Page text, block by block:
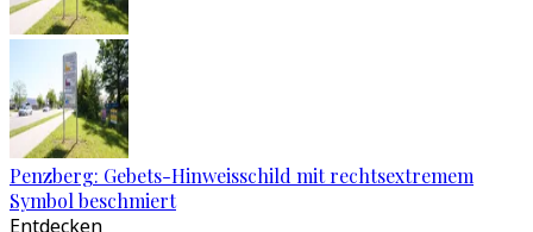
Penzberg: Gebets-Hinweisschild mit rechtsextremem
Symbol beschmiert
Entdecken